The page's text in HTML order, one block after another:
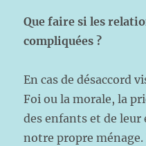
Que faire si les
compliquées ?
En cas de désaccord
Foi ou la morale, la
des enfants et de leur
notre propre